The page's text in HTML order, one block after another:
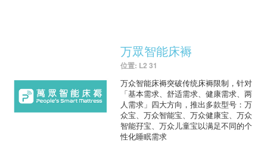
万眾智能床褥
位置: L2 31
万众智能床褥突破传统床褥限制，针对
「基本需求、舒适需求、健康需求、两
人需求」四大方向，推出多款型号：万
众宝、万众智能宝、万众健康宝、万众
智能孖宝、万众儿童宝以满足不同的个
性化睡眠需求